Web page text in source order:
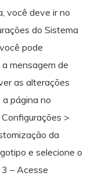
você deve ir no
do Sistema
pode
mensagem de
as alterações
página no
>
da
e selecione o
– Acesse